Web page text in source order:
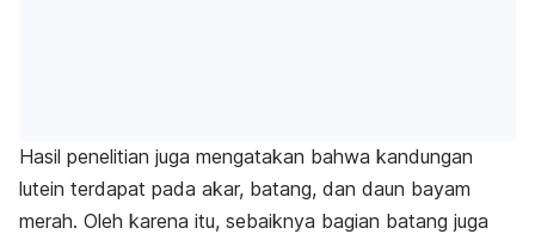
Hasil penelitian juga mengatakan bahwa kandungan
lutein terdapat pada akar, batang, dan daun bayam
merah. Oleh karena itu, sebaiknya bagian batang juga